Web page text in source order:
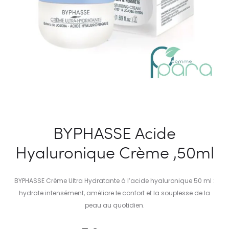
BYPHASSE Acide
Hyaluronique Crème ,50ml
BYPHASSE Crème Ultra Hydratante à l’acide hyaluronique 50 ml :
hydrate intensément, améliore le confort et la souplesse de la
peau au quotidien.